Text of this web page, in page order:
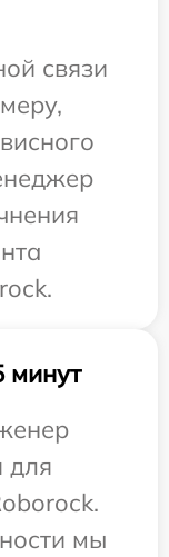
связи
минут
для
мы